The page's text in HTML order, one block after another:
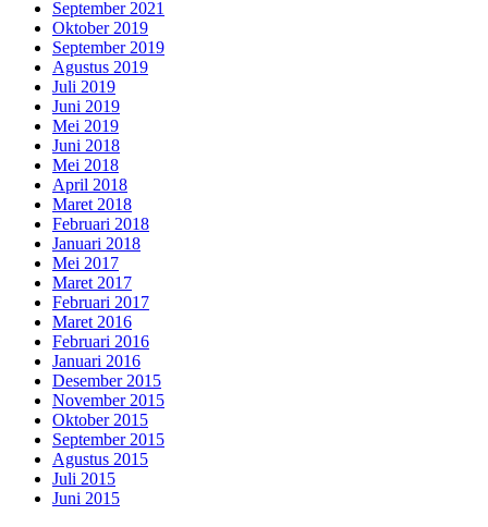
September 2021
Oktober 2019
September 2019
Agustus 2019
Juli 2019
Juni 2019
Mei 2019
Juni 2018
Mei 2018
April 2018
Maret 2018
Februari 2018
Januari 2018
Mei 2017
Maret 2017
Februari 2017
Maret 2016
Februari 2016
Januari 2016
Desember 2015
November 2015
Oktober 2015
September 2015
Agustus 2015
Juli 2015
Juni 2015